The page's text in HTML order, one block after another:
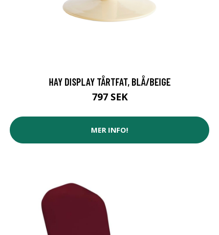
HAY DISPLAY TÅRTFAT, BLÅ/BEIGE
797 SEK
MER INFO!